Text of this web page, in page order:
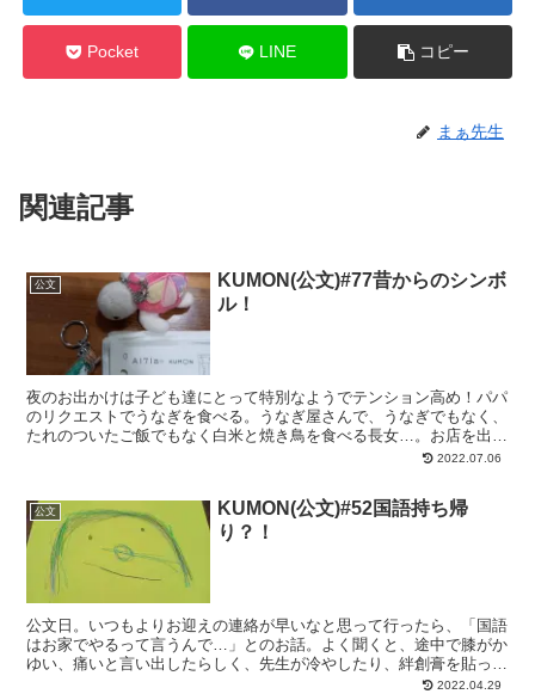
Pocket LINE コピー
まぁ先生
関連記事
公文
KUMON(公文)#77昔からのシンボ
ル！
夜のお出かけは子ども達にとって特別なようでテンション高め！パパ
のリクエストでうなぎを食べる。うなぎ屋さんで、うなぎでもなく、
たれのついたご飯でもなく白米と焼き鳥を食べる長女…。お店を出る
時にうなぎを焼いているところを見せてもらい、お店を出ま...2022.07.06
公文
KUMON(公文)#52国語持ち帰
り？！
公文日。いつもよりお迎えの連絡が早いなと思って行ったら、「国語
はお家でやるって言うんで…」とのお話。よく聞くと、途中で膝がか
ゆい、痛いと言い出したらしく、先生が冷やしたり、絆創膏を貼って
くれたりしたけど、それでもできなかったらしく…国語だけ...2022.04.29